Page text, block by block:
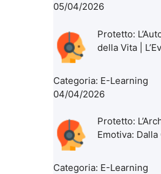
05/04/2026
Protetto:
della Vita |
Categoria: E-Learning
04/04/2026
Protetto:
Emotiva:
Categoria: E-Learning